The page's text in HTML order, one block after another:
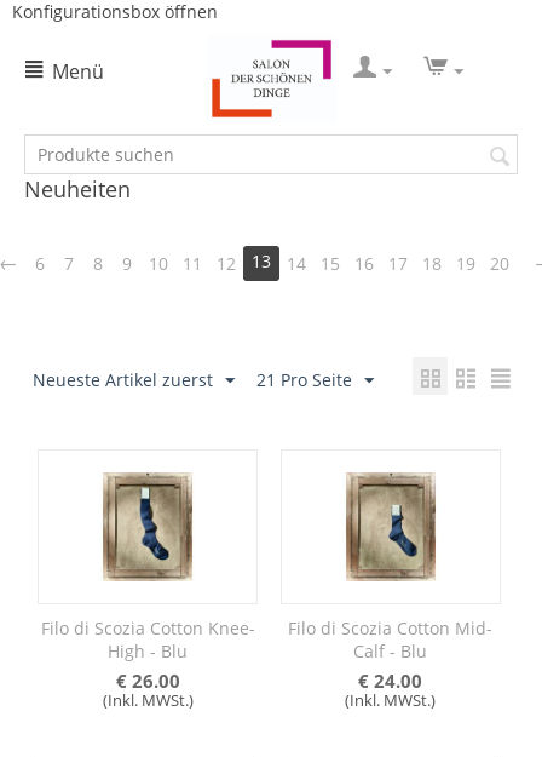
Konfigurationsbox öffnen
Menü
Neuheiten
6 7 8 9 10 11 12 13 14 15 16 17 18 19 20
Neueste Artikel zuerst 21 Pro Seite
Filo di Scozia Cotton Knee-
High - Blu
€ 26.00
(Inkl. MWSt.)
Filo di Scozia Cotton Mid-
Calf - Blu
€ 24.00
(Inkl. MWSt.)